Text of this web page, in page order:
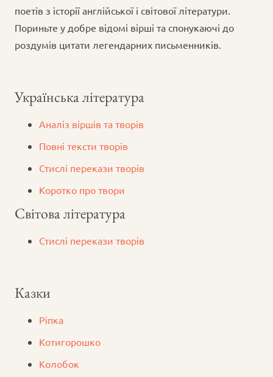
поетів з історії англійської і світової літератури.
Пориньте у добре відомі вірші та спонукаючі до
роздумів цитати легендарних письменників.
Українська література
Аналіз віршів та творів
Повні тексти творів
Стислі перекази творів
Коротко про твори
Світова література
Стислі перекази творів
Казки
Ріпка
Котигорошко
Колобок